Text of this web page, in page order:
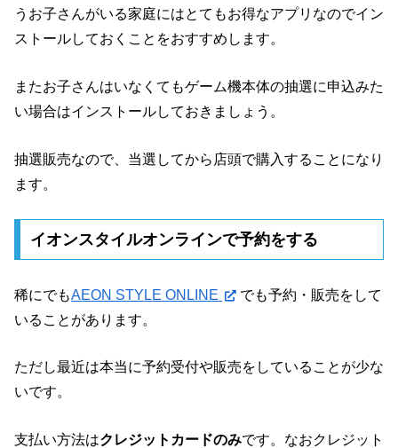
うお子さんがいる家庭にはとてもお得なアプリなのでイン
ストールしておくことをおすすめします。
またお子さんはいなくてもゲーム機本体の抽選に申込みた
い場合はインストールしておきましょう。
抽選販売なので、当選してから店頭で購入することになり
ます。
イオンスタイルオンラインで予約をする
稀にでもAEON STYLE ONLINE
でも予約・販売をして
いることがあります。
ただし最近は本当に予約受付や販売をしていることが少な
いです。
支払い方法はクレジットカードのみです。なおクレジット